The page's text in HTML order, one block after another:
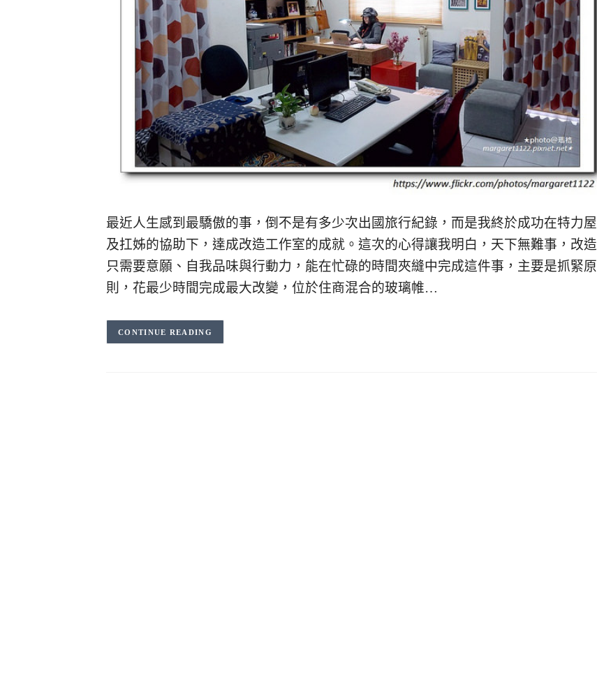
最近人生感到最驕傲的事，倒不是有多少次出國旅行紀錄，而是我終於成功在特力屋
及扛姊的協助下，達成改造工作室的成就。這次的心得讓我明白，天下無難事，改造
只需要意願、自我品味與行動力，能在忙碌的時間夾縫中完成這件事，主要是抓緊原
則，花最少時間完成最大改變，位於住商混合的玻璃帷…
CONTINUE READING